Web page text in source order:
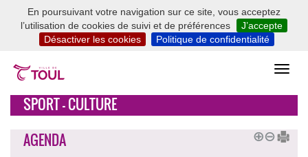
En poursuivant votre navigation sur ce site, vous acceptez
l’utilisation de cookies de suivi et de préférences
J’accepte
Désactiver les cookies
Politique de confidentialité
SPORT - CULTURE
AGENDA